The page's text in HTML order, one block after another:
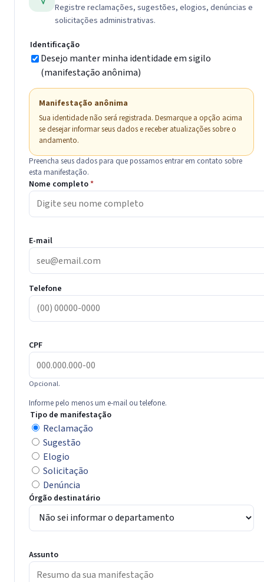
Registre reclamações, sugestões, elogios, denúncias e
solicitações administrativas.
Identificação
Desejo manter minha identidade em sigilo
(manifestação anônima)
Manifestação anônima
Sua identidade não será registrada. Desmarque a opção acima
se desejar informar seus dados e receber atualizações sobre o
andamento.
Preencha seus dados para que possamos entrar em contato sobre
esta manifestação.
Nome completo*
E-mail
Telefone
CPF
Opcional.
Informe pelo menos um e-mail ou telefone.
Tipo de manifestação
Reclamação
Sugestão
Elogio
Solicitação
Denúncia
Órgão destinatário
Assunto